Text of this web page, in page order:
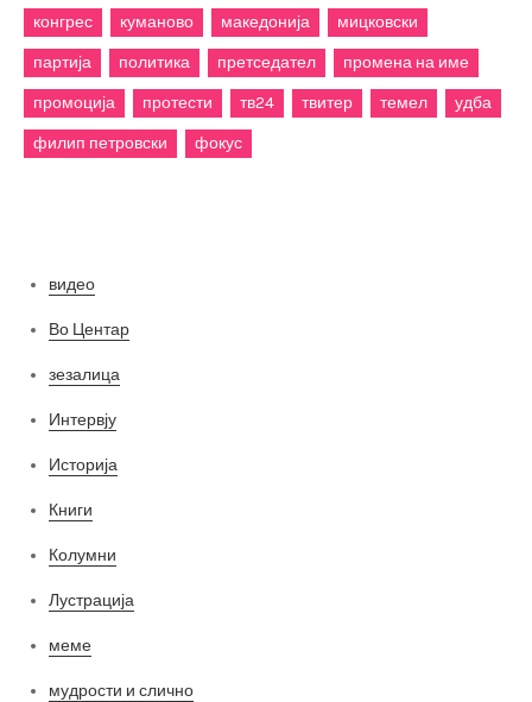
конгрес
куманово македонија
мицковски
партија
политика претседател
промена на име
промоција
протести тв24 твитер темел
удба
филип петровски
фокус
видео
Во Центар
зезалица
Интервју
Историја
Книги
Колумни
Лустрација
меме
мудрости и слично